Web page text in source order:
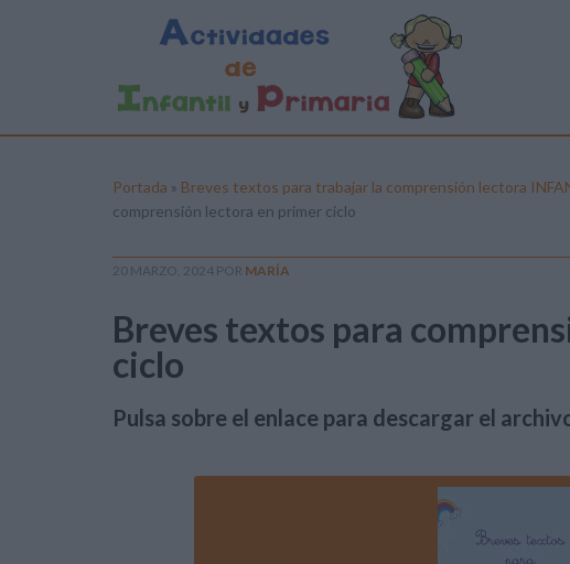
Portada » Breves textos para trabajar la comprensión lectora
comprensión lectora en primer ciclo
20 MARZO, 2024 POR MARÍA
Breves textos para
ciclo
Pulsa sobre el enlace para descargar el